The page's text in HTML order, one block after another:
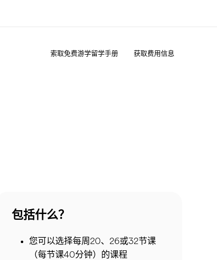
索取免费游学留学手册 获取费用信息
包括什么？
您可以选择每周20、26或32节课
（每节课40分钟）的课程